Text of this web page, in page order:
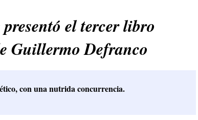
presentó el tercer libro
Guillermo Defranco
con una nutrida concurrencia.